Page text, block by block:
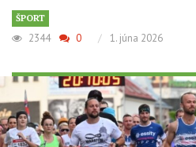
ŠPORT
2344 0 / 1. júna 2026